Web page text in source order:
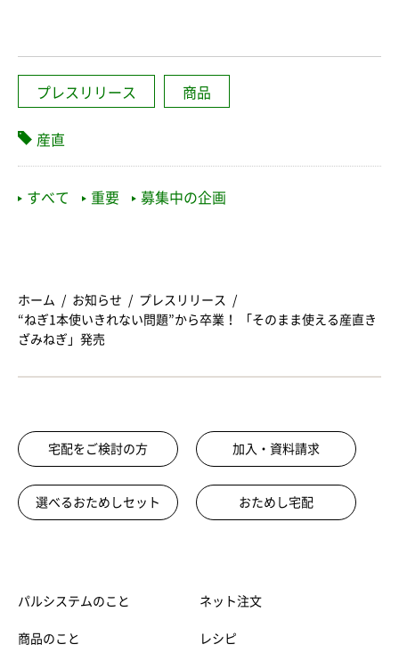
プレスリリース 商品
産直
すべて 重要 募集中の企画
ホーム お知らせ
プレスリリース
“ねぎ1本使いきれない問題”から卒業！ 「そのまま使える産直き
ざみねぎ」発売
宅配をご検討の方 加入・資料請求
選べるおためしセット おためし宅配
パルシステムのこと
商品のこと
ネット注文
レシピ